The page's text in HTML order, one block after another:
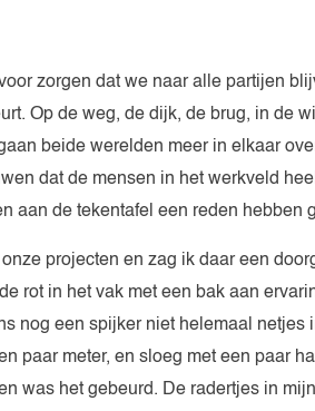
zorgen dat we naar alle partijen
Op de weg, de dijk, de brug, in de
beide werelden meer in elkaar
dat de mensen in het werkveld
aan de tekentafel een reden hebben
projecten en zag ik daar een
rot in het vak met een bak aan
nog een spijker niet helemaal netjes
paar meter, en sloeg met een paar
was het gebeurd. De radertjes in